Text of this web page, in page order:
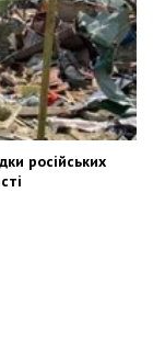
російських